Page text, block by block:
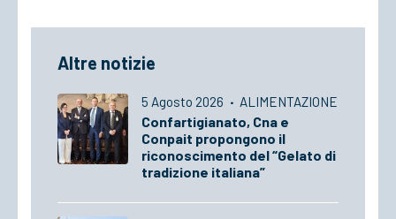
Altre notizie
5 Agosto 2026 · ALIMENTAZIONE
Confartigianato, Cna e
Conpait propongono il
riconoscimento del “Gelato di
tradizione italiana”